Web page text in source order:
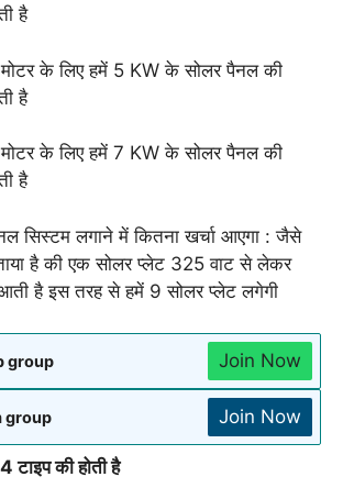
है
के लिए हमें 5 KW के सोलर पैनल की
है
के लिए हमें 7 KW के सोलर पैनल की
है
सिस्टम लगाने में कितना खर्चा आएगा : जैसे
है की एक सोलर प्लेट 325 वाट से लेकर
है इस तरह से हमें 9 सोलर प्लेट लगेगी
group Join Now
group Join Now
टाइप की होती है